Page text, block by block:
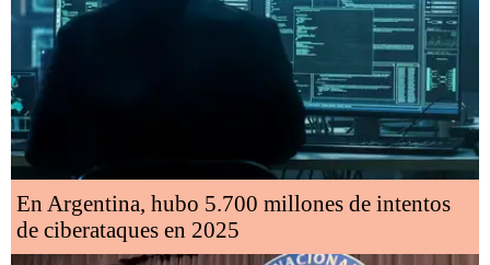
En Argentina, hubo 5.700 millones de intentos
de ciberataques en 2025